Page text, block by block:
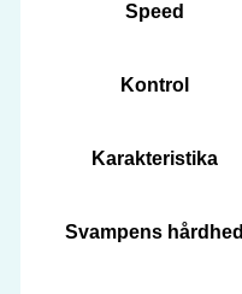
Speed
Kontrol
Karakteristika
Svampens hårdhed